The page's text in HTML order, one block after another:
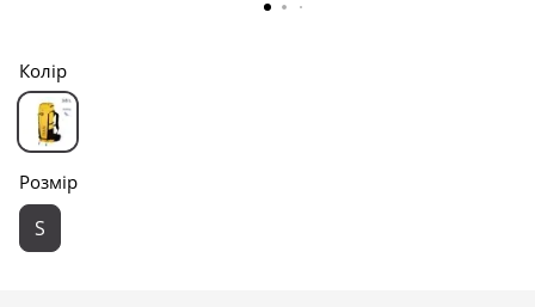
Колір
Розмір
S